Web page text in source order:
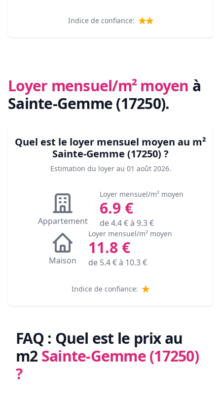
Indice de confiance:
Loyer mensuel/m² moyen à
Sainte-Gemme (17250).
Quel est le loyer mensuel moyen au m²
Sainte-Gemme (17250) ?
Estimation du loyer au 01 août 2026.
Appartement
Loyer mensuel/m² moyen
6.9 €
de4.4€ à 9.3€
Maison
Loyer mensuel/m² moyen
11.8 €
de 5.4€ à 10.3€
Indice de confiance:
FAQ : Quel est le prix au
m2Sainte-Gemme (17250)
?